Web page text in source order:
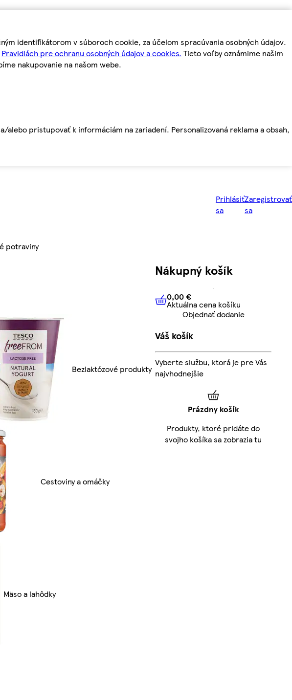
identifikátorom v súboroch cookie, za účelom spracúvania osobných údajov.
Pravidlách pre ochranu osobných údajov a cookies. Tieto voľby oznámime našim
nakupovanie na našom webe.
pristupovať k informáciám na zariadení. Personalizovaná reklama a obsah,
Prihlásiť
sa
Zaregistrovať
sa
potraviny
Bezlaktózové produkty
Cestoviny a omáčky
Mäso a lahôdky
Nákupný košík
0,00 € Aktuálna cena košíku
0,00 €
Aktuálna cena košíku
Objednať dodanie
Váš košík
Vyberte službu, ktorá je pre Vás
najvhodnejšie
Prázdny košík
Produkty, ktoré pridáte do
svojho košíka sa zobrazia tu